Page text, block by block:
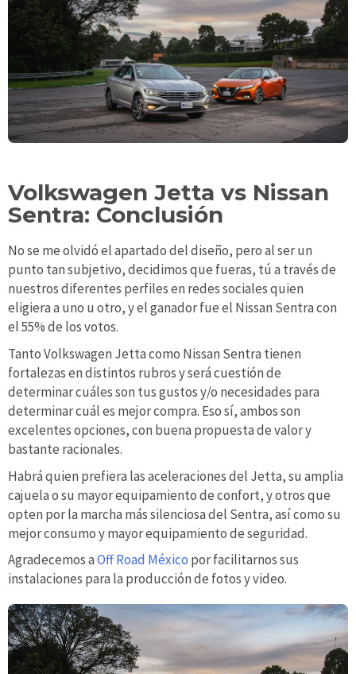
Volkswagen Jetta vs Nissan
Sentra: Conclusión
No se me olvidó el apartado del diseño, pero al ser un
punto tan subjetivo, decidimos que fueras, tú a través de
nuestros diferentes perfiles en redes sociales quien
eligiera a uno u otro, y el ganador fue el Nissan Sentra con
el 55% de los votos.
Tanto Volkswagen Jetta como Nissan Sentra tienen
fortalezas en distintos rubros y será cuestión de
determinar cuáles son tus gustos y/o necesidades para
determinar cuál es mejor compra. Eso sí, ambos son
excelentes opciones, con buena propuesta de valor y
bastante racionales.
Habrá quien prefiera las aceleraciones del Jetta, su amplia
cajuela o su mayor equipamiento de confort, y otros que
opten por la marcha más silenciosa del Sentra, así como su
mejor consumo y mayor equipamiento de seguridad.
Agradecemos aOff Road México por facilitarnos sus
instalaciones para la producción de fotos y video.